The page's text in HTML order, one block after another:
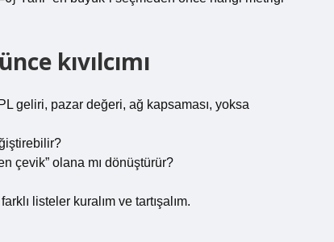
kıvılcımı
geliri, pazar değeri, ağ kapsaması, yoksa
çevik” olana mı dönüştürür?
listeler kuralım ve tartışalım.